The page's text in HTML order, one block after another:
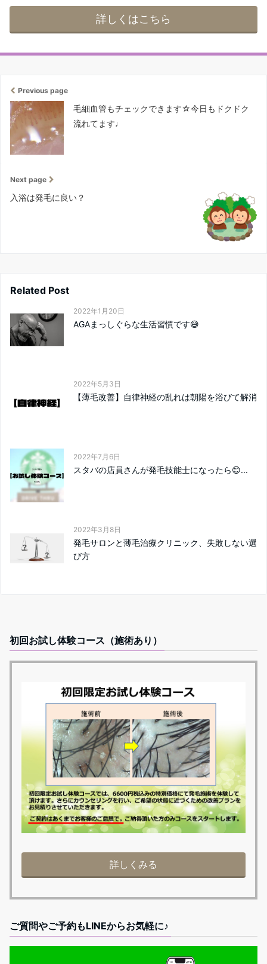
詳しくはこちら
Previous page
毛細血管もチェックできます☆今日もドクドク
流れてます♩
Next page
入浴は発毛に良い？
Related Post
2022年1月20日
AGAまっしぐらな生活習慣です😅
2022年5月3日
【薄毛改善】自律神経の乱れは朝陽を浴びて解消
2022年7月6日
スタバの店員さんが発毛技能士になったら😊...
2022年3月8日
発毛サロンと薄毛治療クリニック、失敗しない選
び方
初回お試し体験コース（施術あり）
詳しくみる
ご質問やご予約もLINEからお気軽に♪